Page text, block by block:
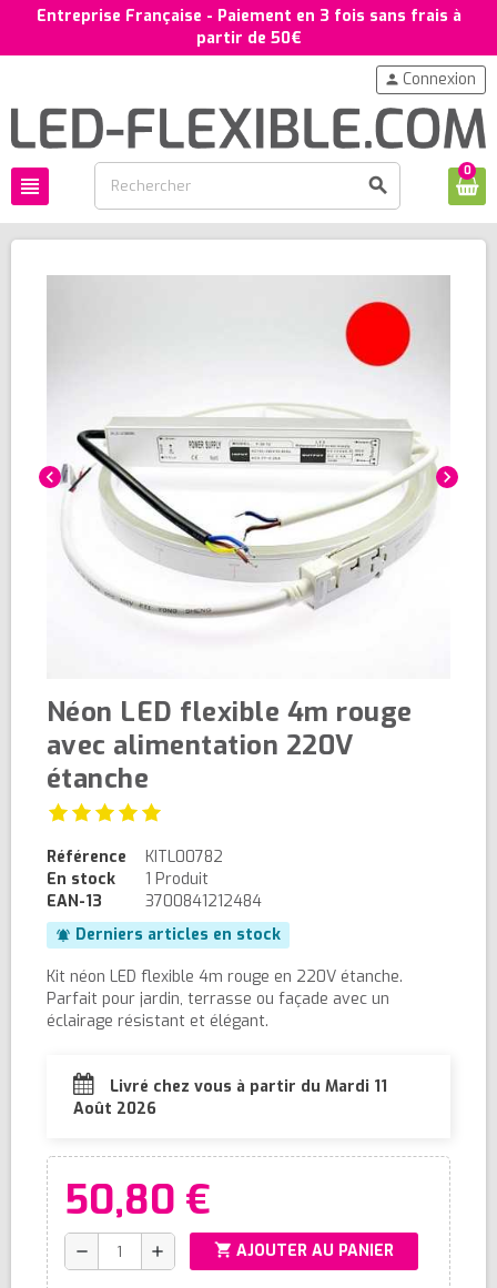
Entreprise Française - Paiement en 3 fois sans frais à
partir de 50€
view_headline search
person Connexion
0
chevron_left chevron_right
Néon LED flexible 4m rouge
avec alimentation 220V
étanche
Référence
KITL00782
En stock
1 Produit
EAN-13
3700841212484
notifications_active Derniers articles en stock
Kit néon LED flexible 4m rouge en 220V étanche.
Parfait pour jardin, terrasse ou façade avec un
éclairage résistant et élégant.
Livré chez vous à partir du Mardi 11
Août 2026
50,80 €
remove add shopping_cart AJOUTER AU PANIER